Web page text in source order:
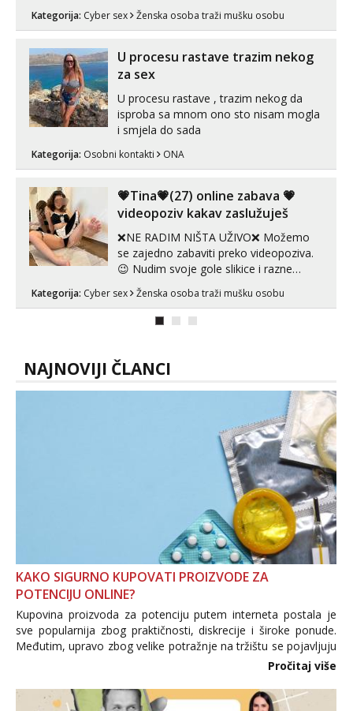
vidio, čista ŠESTICA! A usne? O usnama
bolje da ni ne pričam. Prave pune usne
vjeruj mi, takve još nisi vidio. Uvijek sam
spremna za ONLOINE zabavu...
Kategorija: Cyber sex Ženska osoba traži mušku osobu
U procesu rastave trazim nekog
za sex
U procesu rastave , trazim nekog da
isproba sa mnom ono sto nisam mogla
i smjela do sada
Kategorija: Osobni kontakti ONA
💗Tina💗(27) online zabava 💗
videopoziv kakav zaslužuješ
❌NE RADIM NIŠTA UŽIVO❌ Možemo
se zajedno zabaviti preko videopoziva.
😉 Nudim svoje gole slikice i razne
videouradke. 🤩 Za online zabavu pošalji
poruku na Whatsapp, Telegram ili Viber.
Kategorija: Cyber sex Ženska osoba traži mušku osobu
NAJNOVIJI ČLANCI
KAKO SIGURNO KUPOVATI PROIZVODE ZA
POTENCIJU ONLINE?
Kupovina proizvoda za potenciju putem interneta postala je
sve popularnija zbog praktičnosti, diskrecije i široke ponude.
Međutim, upravo zbog velike potražnje na tržištu se pojavljuju
i brojni krivotvoreni proizvodi, nepouzdane internetske
Pročitaj više